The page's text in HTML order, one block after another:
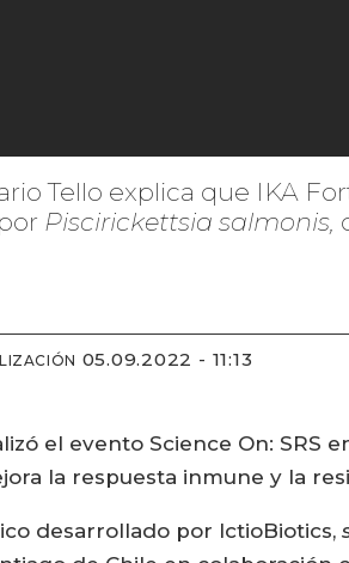
Tello explica que IKA
Piscirickettsia salmonis,
05.09.2022 - 11:13
el evento Science On: SRS
la respuesta inmune y la
desarrollado por IctioBiotics,